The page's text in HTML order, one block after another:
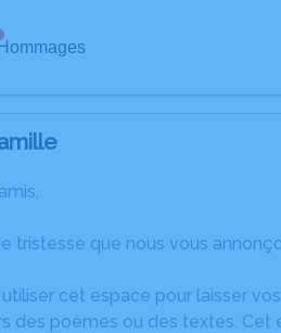
tristesse que nous vous
cet espace pour laisser
des poèmes ou des textes.